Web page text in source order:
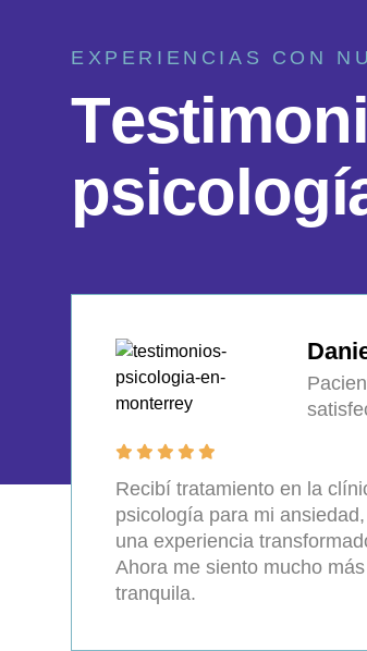
EXPERIENCIAS CON
Testimoni
psicologí
Recibí tratamiento en la
psicología para mi
una experiencia
Ahora me siento mucho más
tranquila.